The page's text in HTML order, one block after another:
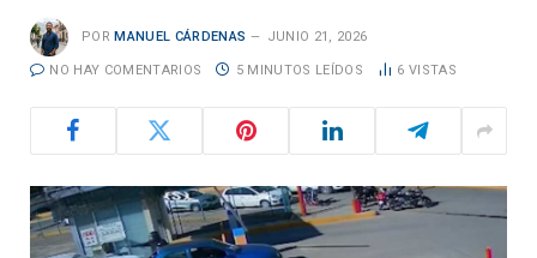
POR MANUEL CÁRDENAS JUNIO 21, 2026
NO HAY COMENTARIOS 5 MINUTOS LEÍDOS 6 VISTAS